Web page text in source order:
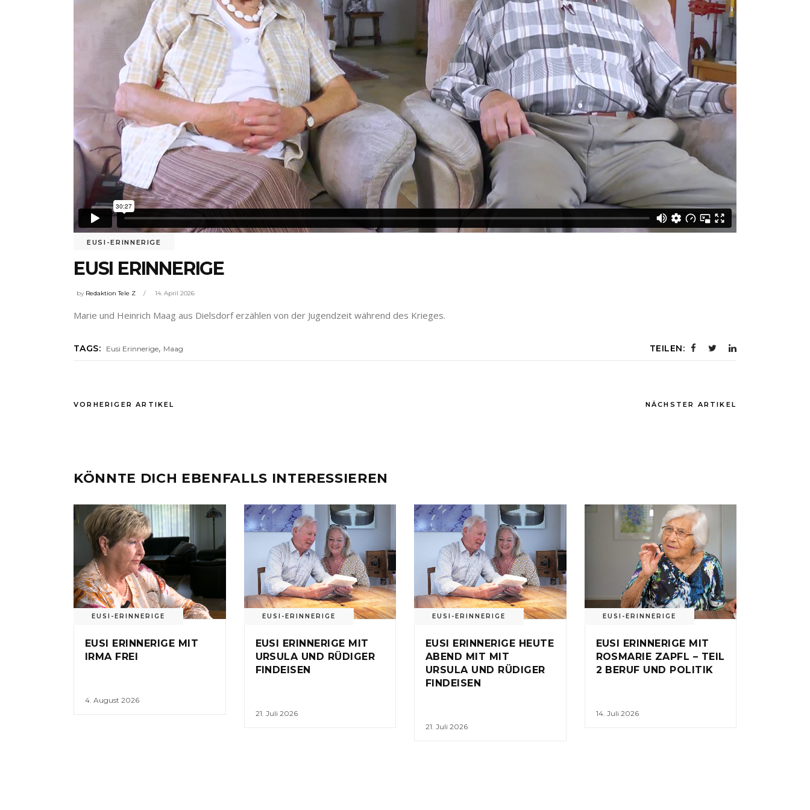
EUSI-ERINNERIGE
EUSI ERINNERIGE
by Redaktion Tele Z 14. April 2026
Marie und Heinrich Maag aus Dielsdorf erzählen von der Jugendzeit während des Krieges.
TAGS: Eusi Erinnerige, Maag TEILEN:
VORHERIGER ARTIKEL NÄCHSTER ARTIKEL
KÖNNTE DICH EBENFALLS INTERESSIEREN
EUSI-ERINNERIGE
EUSI ERINNERIGE MIT
IRMA FREI
4. August 2026
EUSI-ERINNERIGE
EUSI ERINNERIGE MIT
URSULA UND RÜDIGER
FINDEISEN
21. Juli 2026
EUSI-ERINNERIGE
EUSI ERINNERIGE HEUTE
ABEND MIT MIT
URSULA UND RÜDIGER
FINDEISEN
21. Juli 2026
EUSI-ERINNERIGE
EUSI ERINNERIGE MIT
ROSMARIE ZAPFL – TEIL
2 BERUF UND POLITIK
14. Juli 2026